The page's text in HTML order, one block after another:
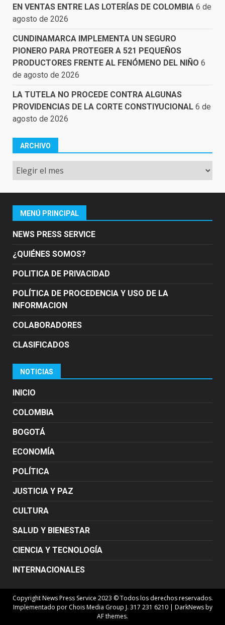
EN VENTAS ENTRE LAS LOTERÍAS DE COLOMBIA 6 de
agosto de 2026
CUNDINAMARCA IMPLEMENTA UN SEGURO
PIONERO PARA PROTEGER A 521 PEQUEÑOS
PRODUCTORES FRENTE AL FENÓMENO DEL NIÑO 6
de agosto de 2026
LA TUTELA NO PROCEDE CONTRA ALGUNAS
PROVIDENCIAS DE LA CORTE CONSTIYUCIONAL 6 de
agosto de 2026
ARCHIVO
Archivo
MENÚ PRINCIPAL
NEWS PRESS SERVICE
¿QUIÉNES SOMOS?
POLITICA DE PRIVACIDAD
POLÍTICA DE PROCEDENCIA Y USO DE LA
INFORMACION
COLABORADORES
CLASIFICADOS
NOTICIAS
INICIO
COLOMBIA
BOGOTÁ
ECONOMÍA
POLÍTICA
JUSTICIA Y PAZ
CULTURA
SALUD Y BIENESTAR
CIENCIA Y TECNOLOGÍA
INTERNACIONALES
Copyright News Press Service 2023 © Todos los derechos reservados.
Implementado por Chois Media Group J. 317 231 6210 | DarkNewsby
AF themes.